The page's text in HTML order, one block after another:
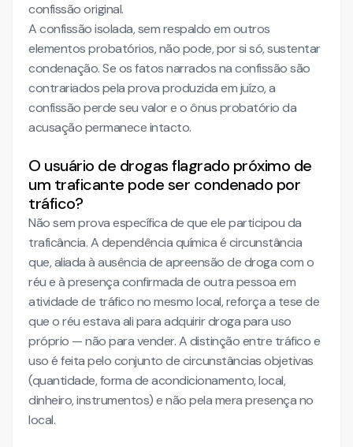
confissão original.
A confissão isolada, sem respaldo em outros
elementos probatórios, não pode, por si só, sustentar
condenação. Se os fatos narrados na confissão são
contrariados pela prova produzida em juízo, a
confissão perde seu valor e o ônus probatório da
acusação permanece intacto.
O usuário de drogas flagrado próximo de
um traficante pode ser condenado por
tráfico?
Não sem prova específica de que ele participou da
traficância. A dependência química é circunstância
que, aliada à ausência de apreensão de droga com o
réu e à presença confirmada de outra pessoa em
atividade de tráfico no mesmo local, reforça a tese de
que o réu estava ali para adquirir droga para uso
próprio — não para vender. A distinção entre tráfico e
uso é feita pelo conjunto de circunstâncias objetivas
(quantidade, forma de acondicionamento, local,
dinheiro, instrumentos) e não pela mera presença no
local.